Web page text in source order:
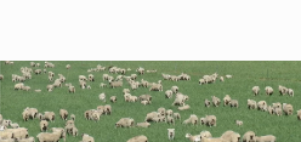
o
el